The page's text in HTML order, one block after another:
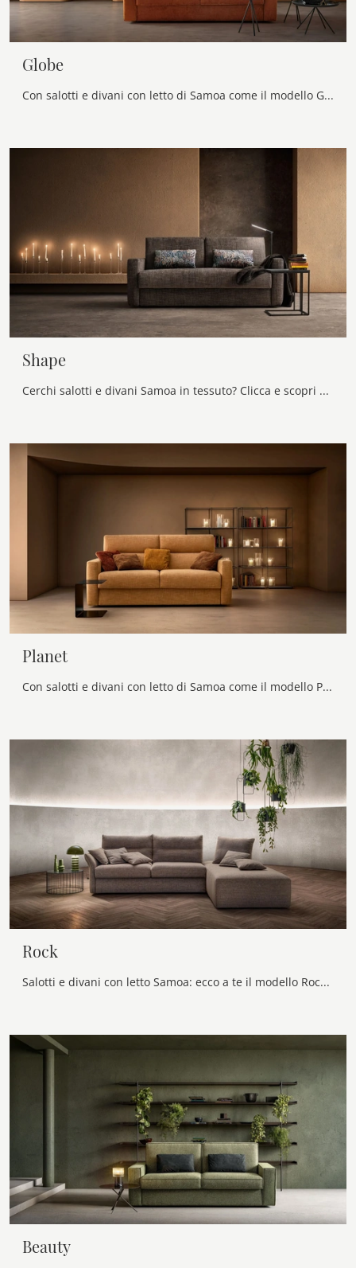
Globe
Con salotti e divani con letto di Samoa come il modello Globe in tessuto, potrai completare il tuo progetto d'arredo.
Shape
Cerchi salotti e divani Samoa in tessuto? Clicca e scopri di più sul modello Shape per spazi moderni.
Planet
Con salotti e divani con letto di Samoa come il modello Planet in tessuto, potrai ultimare il tuo progetto d'arredo.
Rock
Salotti e divani con letto Samoa: ecco a te il modello Rock in tessuto per arricchire la zona giorno.
Beauty